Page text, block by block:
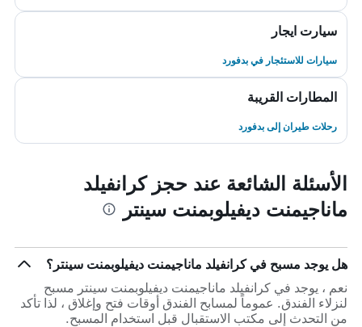
سيارت ايجار
سيارات للاستئجار في بدفورد
المطارات القريبة
رحلات طيران إلى بدفورد
الأسئلة الشائعة عند حجز كرانفيلد
ماناجيمنت ديفيلوبمنت سينتر
هل يوجد مسبح في كرانفيلد ماناجيمنت ديفيلوبمنت سينتر؟
نعم ، يوجد في كرانفيلد ماناجيمنت ديفيلوبمنت سينتر مسبح
لنزلاء الفندق. عموماً لمسابح الفندق أوقات فتح وإغلاق ، لذا تأكد
من التحدث إلى مكتب الاستقبال قبل استخدام المسبح.